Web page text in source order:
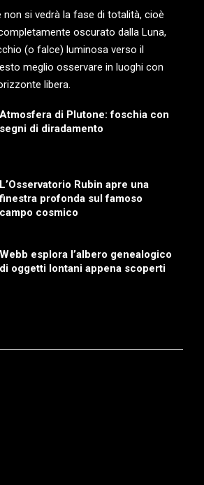
non si vedrà la fase di totalità, cioè
oscurato dalla Luna,
(o falce) luminosa verso il
meglio osservare in luoghi con
libera.
Atmosfera di Plutone: foschia con
segni di diradamento
L’Osservatorio Rubin apre una
finestra profonda sul famoso
campo cosmico
Webb esplora l’albero genealogico
di oggetti lontani appena scoperti